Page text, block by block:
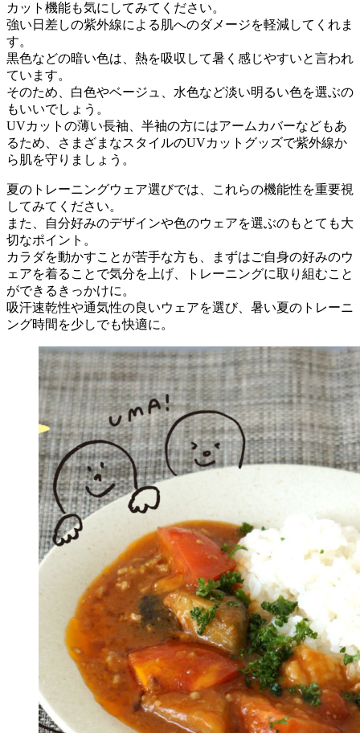
カット機能も気にしてみてください。
強い日差しの紫外線による肌へのダメージを軽減してくれま
す。
黒色などの暗い色は、熱を吸収して暑く感じやすいと言われ
ています。
そのため、白色やベージュ、水色など淡い明るい色を選ぶの
もいいでしょう。
UVカットの薄い長袖、半袖の方にはアームカバーなどもあ
るため、さまざまなスタイルのUVカットグッズで紫外線か
ら肌を守りましょう。
夏のトレーニングウェア選びでは、これらの機能性を重要視
してみてください。
また、自分好みのデザインや色のウェアを選ぶのもとても大
切なポイント。
カラダを動かすことが苦手な方も、まずはご自身の好みのウ
ェアを着ることで気分を上げ、トレーニングに取り組むこと
ができるきっかけに。
吸汗速乾性や通気性の良いウェアを選び、暑い夏のトレーニ
ング時間を少しでも快適に。